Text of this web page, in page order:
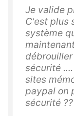
Je valide
C'est plus
système
sécurité
sites
paypal on
sécurité